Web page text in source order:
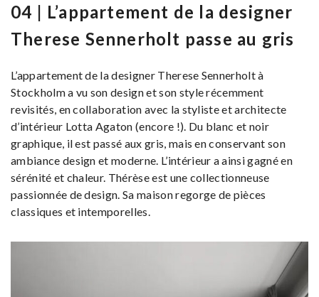
04 | L’appartement de la designer
Therese Sennerholt passe au gris
L’appartement de la designer Therese Sennerholt à
Stockholm a vu son design et son style récemment
revisités, en collaboration avec la styliste et architecte
d’intérieur Lotta Agaton (encore !). Du blanc et noir
graphique, il est passé aux gris, mais en conservant son
ambiance design et moderne. L’intérieur a ainsi gagné en
sérénité et chaleur. Thérèse est une collectionneuse
passionnée de design. Sa maison regorge de pièces
classiques et intemporelles.